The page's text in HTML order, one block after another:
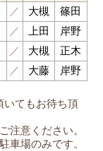
てもお待ち頂
注意ください。
車場のみです。
／ 大槻
篠田
／ 上田
岸野
／ 大槻
正木
／ 大藤 岸野